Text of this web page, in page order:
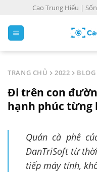
Cao Trung Hiếu |
TRANG CHỦ 2022 BLOG
Đi trên con
hạnh phúc từng
Quán cà phê
DanTriSoft từ
tiếp máy tính,